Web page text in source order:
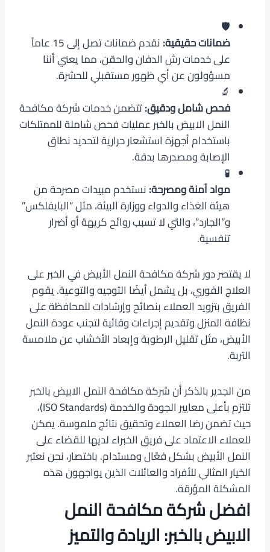
🛡️
ضمانات حقيقية:
نقدم ضمانات تصل إلى 15 عاماً
على خدمات رش الدفان والحقن، مما يعني أننا
مسؤولون عن أي ظهور مستقبلي للحشرة.
🔬
فحص شامل ودقيق:تتضمن خدمات شركة مكافحة
النمل الابيض بالخبر عمليات فحص شاملة للممتلكات
باستخدام أجهزة استشعار حرارية لتحديد نطاق
الإصابة ومصدرها بدقة.
🧪
مواد آمنة ومصرحة:نستخدم مبيدات مصرحة من
هيئة الغذاء والدواء ووزارة البيئة، مثل “البايفلكس”
و”الجارد”، والتي لا تسبب روائح كريهة أو أضرار
تنفسية.
لا يقتصر دور شركة مكافحة النمل الأبيض في الخبر على
العلاج الفوري، بل يشمل أيضًا التوجيه والتوعية. يقوم
الفريق بتزويد العملاء بنصائح وإرشادات للمحافظة على
نظافة المنزل وتقديم إجراءات وقائية لتجنب عودة النمل
الأبيض، مثل تقليل الرطوبة وإبعاد الأخشاب عن ملامسة
التربة.
من الجدير بالذكر أن شركة مكافحة النمل الابيض بالخبر
تلتزم بأعلى معايير الجودة والخدمة (ISO Standards)،
حيث تضمن رضا العملاء وتحقيق نتائج ملموسة. يمكن
للعملاء الاعتماد على فريق الخبراء لديها للقضاء على
النمل الأبيض بشكل فعّال ومستدام. باختصار، نحن نعتبر
الخيار المثالي للأفراد والعائلات الذين يواجهون هذه
المشكلة المؤرقة.
افضل شركة مكافحة النمل
الابيض بالخبر: الريادة والتميز